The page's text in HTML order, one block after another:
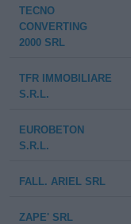
TECNO
CONVERTING
2000 SRL
TFR IMMOBILIARE
S.R.L.
EUROBETON
S.R.L.
FALL. ARIEL SRL
ZAPE' SRL